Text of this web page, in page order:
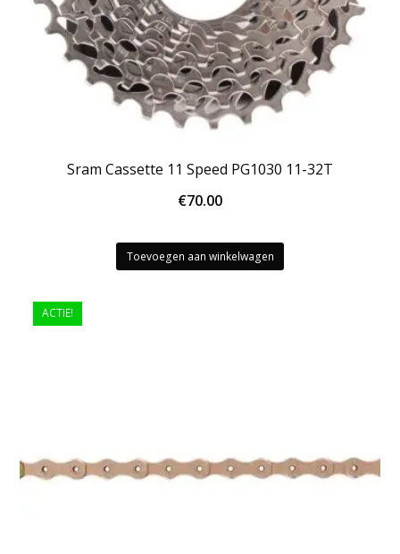
Sram Cassette 11 Speed PG1030 11-32T
€70.00
Toevoegen aan winkelwagen
ACTIE!